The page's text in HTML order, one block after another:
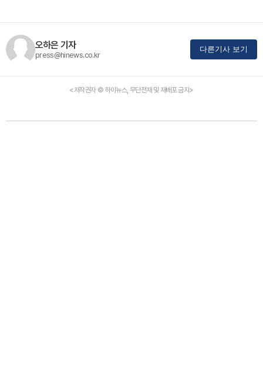
오하은 기자
press@hinews.co.kr
다른기사 보기
<저작권자 © 하이뉴스, 무단전재 및 재배포 금지>